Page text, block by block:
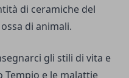
di ceramiche del
di animali.
gli stili di vita e
Tempio e le malattie